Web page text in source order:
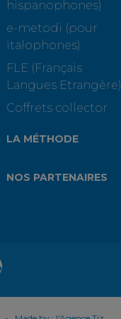
hispanophones)
e-metodi (pour
italophones)
FLE (Français
Langues Etrangère)
Coffrets collector
LA MÉTHODE
NOS PARTENAIRES